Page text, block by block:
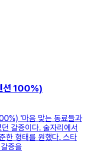
션 100%)
'마음 맞는 동료들과
갈증이다. 술자리에서
한 형태를 원했다. 스타
증을